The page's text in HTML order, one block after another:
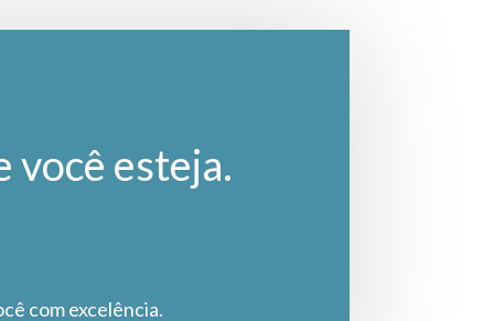
você esteja.
com excelência.